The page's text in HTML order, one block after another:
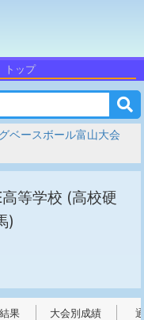
トップ
ベースボール富山大会
等学校 (高校硬
)
果 大会別成績